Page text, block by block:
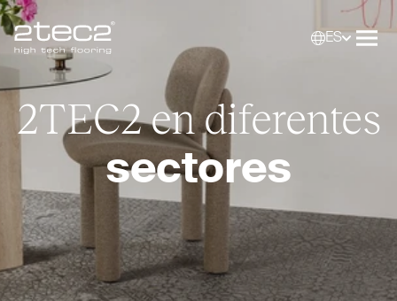
Primary
ES
2TEC2en diferentes
sectores